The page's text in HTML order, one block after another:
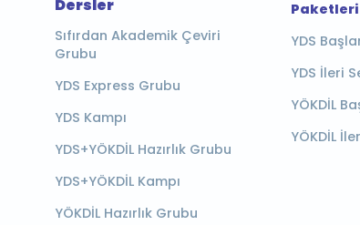
Dersler
Sıfırdan Akademik Çeviri
Grubu
YDS Express Grubu
YDS Kampı
YDS+YÖKDİL Hazırlık Grubu
YDS+YÖKDİL Kampı
YÖKDİL Hazırlık Grubu
Paketleri
YDS
YDS İleri
YÖKDİL
YÖKDİL